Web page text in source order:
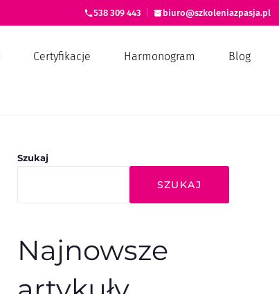
538 309 443 biuro@szkoleniazpasja.pl
Certyfikacje Harmonogram Blog
Szukaj
SZUKAJ
Najnowsze